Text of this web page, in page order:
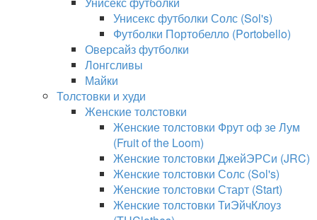
Унисекс футболки Солс (Sol's)
Футболки Портобелло (Portobello)
Оверсайз футболки
Лонгсливы
Майки
Толстовки и худи
Женские толстовки
Женские толстовки Фрут оф зе Лум
(Fruit of the Loom)
Женские толстовки ДжейЭРСи (JRC)
Женские толстовки Солс (Sol's)
Женские толстовки Старт (Start)
Женские толстовки ТиЭйчКлоуз